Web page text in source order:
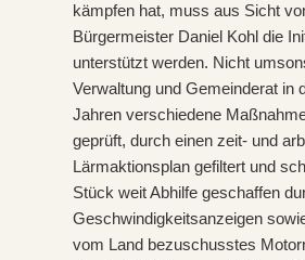
kämpfen hat, muss aus Sicht
Bürgermeister Daniel Kohl die
unterstützt werden. Nicht
Verwaltung und Gemeinderat in
Jahren verschiedene
geprüft, durch einen zeit- und
Lärmaktionsplan gefiltert und
Stück weit Abhilfe geschaffen
Geschwindigkeitsanzeigen
vom Land bezuschusstes